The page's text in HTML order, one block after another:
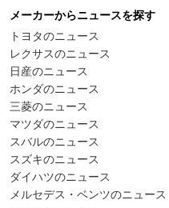
メーカーからニュースを探す
トヨタのニュース
レクサスのニュース
日産のニュース
ホンダのニュース
三菱のニュース
マツダのニュース
スバルのニュース
スズキのニュース
ダイハツのニュース
メルセデス・ベンツのニュース